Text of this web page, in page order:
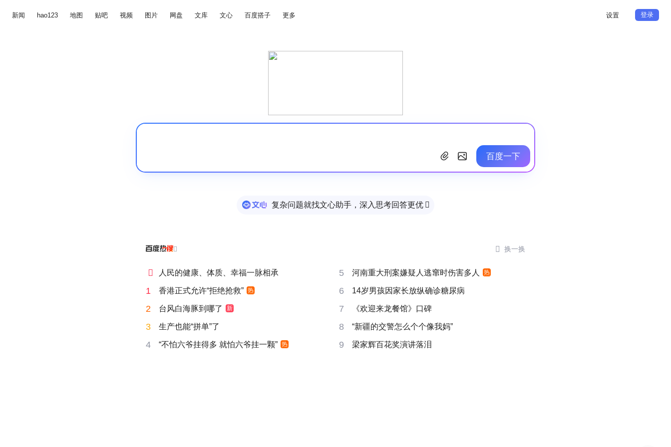
新闻 hao123 地图 贴吧 视频 图片 网盘 文库 文心 百度搭子 更多 设置 登录
百度一下
复杂问题就找文心助手，深入思考回答更优 
  换一换
 人民的健康、体质、幸福一脉相承 5 河南重大刑案嫌疑人逃窜时伤害多人 热
1 香港正式允许“拒绝抢救” 热 6 14岁男孩因家长放纵确诊糖尿病
2 台风白海豚到哪了 新 7 《欢迎来龙餐馆》口碑
3 生产也能“拼单”了 8 “新疆的交警怎么个个像我妈”
4 “不怕六爷挂得多 就怕六爷挂一颗” 热 9 梁家辉百花奖演讲落泪